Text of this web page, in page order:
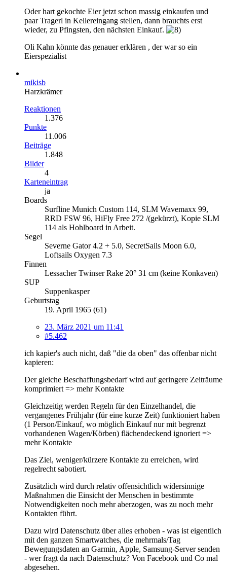
Oder hart gekochte Eier jetzt schon massig einkaufen und
paar Tragerl in Kellereingang stellen, dann brauchts erst
wieder, zu Pfingsten, den nächsten Einkauf.
Oli Kahn könnte das genauer erklären , der war so ein
Eierspezialist
mikisb
Harzkrämer
Reaktionen
1.376
Punkte
11.006
Beiträge
1.848
Bilder
4
Karteneintrag
ja
Boards
Surfline Munich Custom 114, SLM Wavemaxx 99,
RRD FSW 96, HiFly Free 272 /(gekürzt), Kopie SLM
114 als Hohlboard in Arbeit.
Segel
Severne Gator 4.2 + 5.0, SecretSails Moon 6.0,
Loftsails Oxygen 7.3
Finnen
Lessacher Twinser Rake 20° 31 cm (keine Konkaven)
SUP
Suppenkasper
Geburtstag
19. April 1965 (61)
23. März 2021 um 11:41
#5.462
ich kapier's auch nicht, daß "die da oben" das offenbar nicht
kapieren:
Der gleiche Beschaffungsbedarf wird auf geringere Zeiträume
komprimiert => mehr Kontakte
Gleichzeitig werden Regeln für den Einzelhandel, die
vergangenes Frühjahr (für eine kurze Zeit) funktioniert haben
(1 Person/Einkauf, wo möglich Einkauf nur mit begrenzt
vorhandenen Wagen/Körben) flächendeckend ignoriert =>
mehr Kontakte
Das Ziel, weniger/kürzere Kontakte zu erreichen, wird
regelrecht sabotiert.
Zusätzlich wird durch relativ offensichtlich widersinnige
Maßnahmen die Einsicht der Menschen in bestimmte
Notwendigkeiten noch mehr aberzogen, was zu noch mehr
Kontakten führt.
Dazu wird Datenschutz über alles erhoben - was ist eigentlich
mit den ganzen Smartwatches, die mehrmals/Tag
Bewegungsdaten an Garmin, Apple, Samsung-Server senden
- wer fragt da nach Datenschutz? Von Facebook und Co mal
abgesehen.